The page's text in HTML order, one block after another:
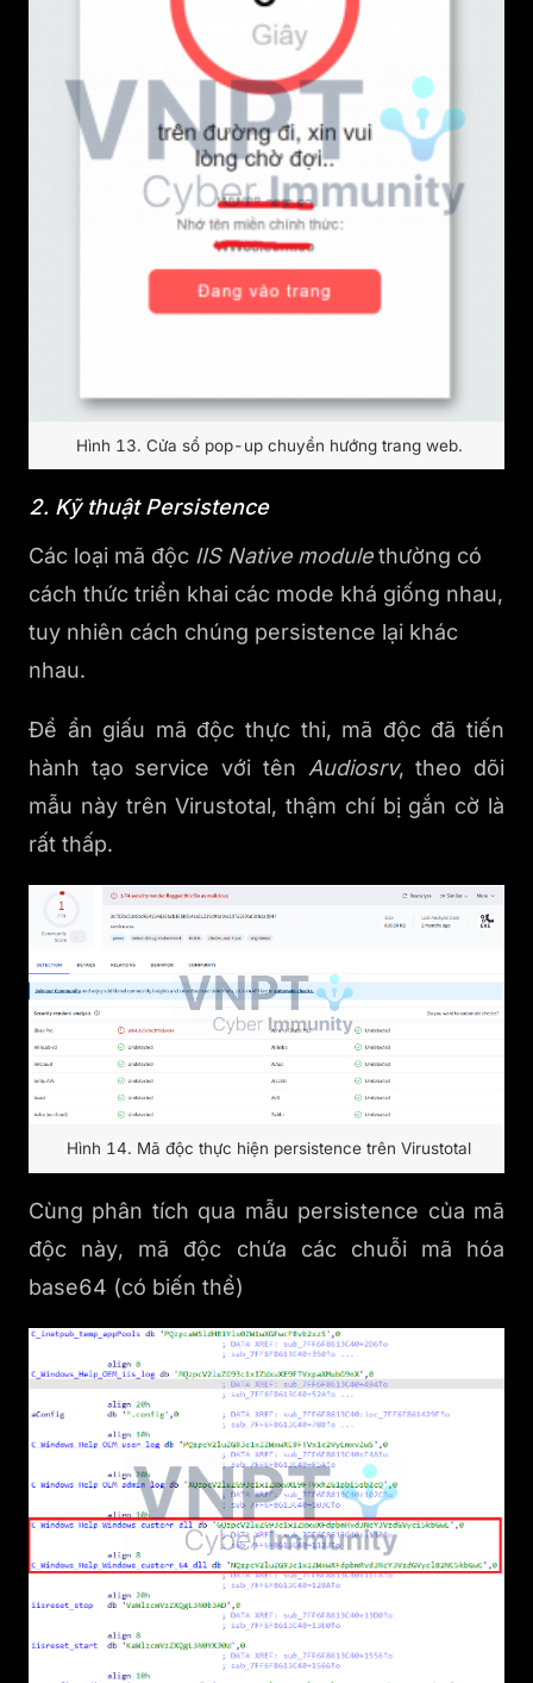
Hình 13. Cửa sổ pop-up chuyển hướng trang web.
2. Kỹ thuật Persistence
Các loại mã độc IIS Native modulethường có
cách thức triển khai các mode khá giống nhau,
tuy nhiên cách chúng persistence lại khác
nhau.
Để ẩn giấu mã độc thực thi, mã độc đã tiến
hành tạo service với tên Audiosrv, theo dõi
mẫu này trên Virustotal, thậm chí bị gắn cờ là
rất thấp.
Hình 14. Mã độc thực hiện persistence trên Virustotal
Cùng phân tích qua mẫu persistence của mã
độc này, mã độc chứa các chuỗi mã hóa
base64 (có biến thể)